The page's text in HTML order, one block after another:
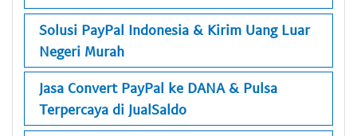
Solusi PayPal Indonesia & Kirim Uang Luar
Negeri Murah
Jasa Convert PayPal ke DANA & Pulsa
Terpercaya di JualSaldo